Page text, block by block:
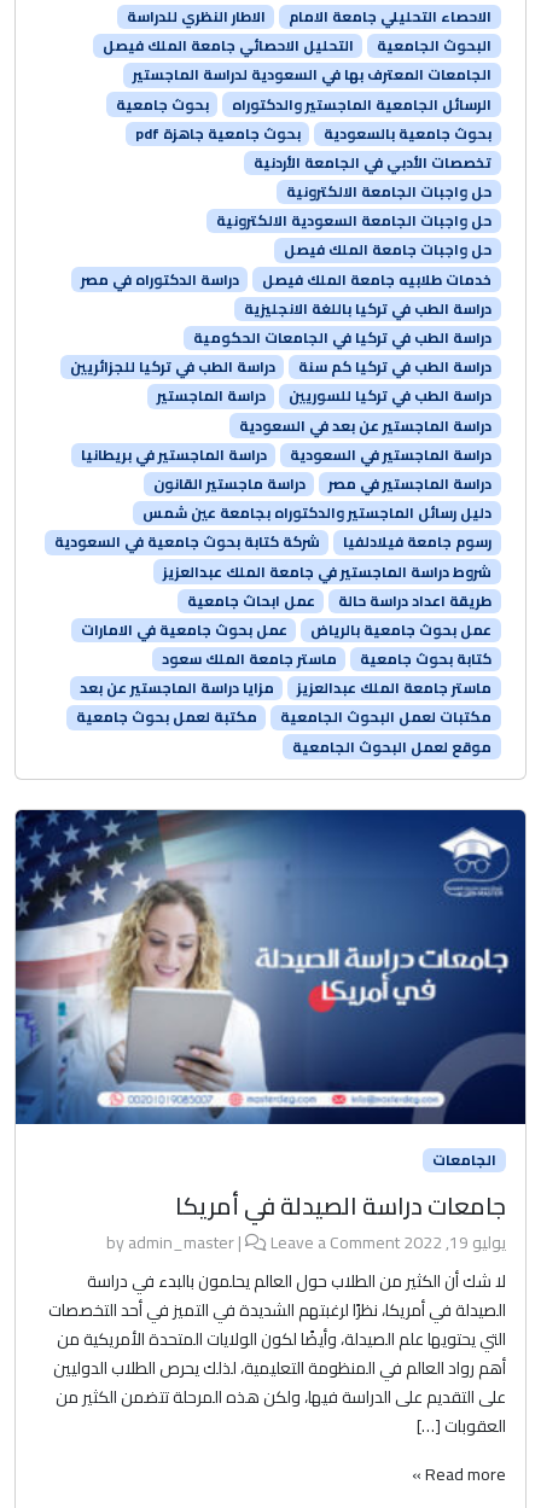
الاحصاء التحليلي جامعة الامام
الاطار النظري للدراسة
البحوث الجامعية
التحليل الاحصائي جامعة الملك فيصل
الجامعات المعترف بها في السعودية لدراسة الماجستير
الرسائل الجامعية الماجستير والدكتوراه
بحوث جامعية
بحوث جامعية بالسعودية
بحوث جامعية جاهزة pdf
تخصصات الأدبي في الجامعة الأردنية
حل واجبات الجامعة الالكترونية
حل واجبات الجامعة السعودية الالكترونية
حل واجبات جامعة الملك فيصل
خدمات طلابيه جامعة الملك فيصل
دراسة الدكتوراه في مصر
دراسة الطب في تركيا باللغة الانجليزية
دراسة الطب في تركيا في الجامعات الحكومية
دراسة الطب في تركيا كم سنة
دراسة الطب في تركيا للجزائريين
دراسة الطب في تركيا للسوريين
دراسة الماجستير
دراسة الماجستير عن بعد في السعودية
دراسة الماجستير في السعودية
دراسة الماجستير في بريطانيا
دراسة الماجستير في مصر
دراسة ماجستير القانون
دليل رسائل الماجستير والدكتوراه بجامعة عين شمس
رسوم جامعة فيلادلفيا
شركة كتابة بحوث جامعية في السعودية
شروط دراسة الماجستير في جامعة الملك عبدالعزيز
طريقة اعداد دراسة حالة
عمل ابحاث جامعية
عمل بحوث جامعية بالرياض
عمل بحوث جامعية في الامارات
كتابة بحوث جامعية
ماستر جامعة الملك سعود
ماستر جامعة الملك عبدالعزيز
مزايا دراسة الماجستير عن بعد
مكتبات لعمل البحوث الجامعية
مكتبة لعمل بحوث جامعية
موقع لعمل البحوث الجامعية
الجامعات
جامعات دراسة الصيدلة في أمريكا
يوليو 19, 2022 admin_master|
Leave a Comment
لا شك أن الكثير من الطلاب حول العالم يحلمون بالبدء في دراسة
الصيدلة في أمريكا، نظرًا لرغبتهم الشديدة في التميز في أحد التخصصات
التي يحتويها علم الصيدلة، وأيضًا لكون الولايات المتحدة الأمريكية من
أهم رواد العالم في المنظومة التعليمية، لذلك يحرص الطلاب الدوليين
على التقديم على الدراسة فيها، ولكن هذه المرحلة تتضمن الكثير من
العقوبات […]
Read more »